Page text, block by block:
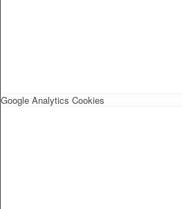
Google Analytics Cookies